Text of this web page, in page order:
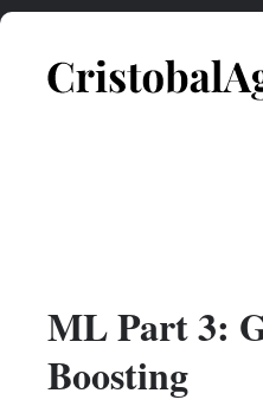
ML Part 3:
Boosting